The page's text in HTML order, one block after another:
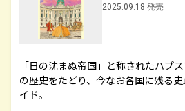
2025.09.18 発売
「日の沈まぬ帝国」と称されたハプ
の歴史をたどり、今なお各国に残る
イド。